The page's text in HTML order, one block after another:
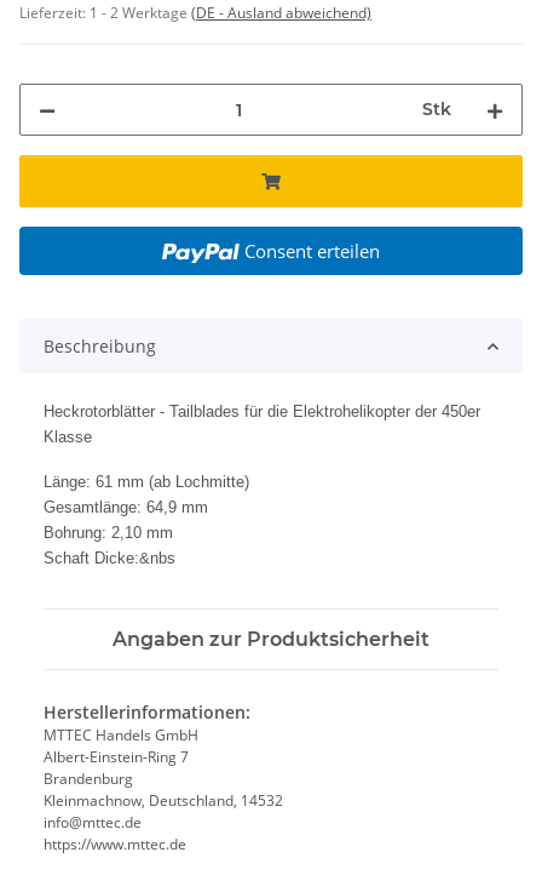
Lieferzeit: 1 - 2 Werktage (DE - Ausland abweichend)
Stk
Consent erteilen
Beschreibung
Heckrotorblätter - Tailblades für die Elektrohelikopter der 450er
Klasse
Länge: 61 mm (ab Lochmitte)
Gesamtlänge: 64,9 mm
Bohrung: 2,10 mm
Schaft Dicke:&nbs
Angaben zur Produktsicherheit
Herstellerinformationen:
MTTEC Handels GmbH
Albert-Einstein-Ring 7
Brandenburg
Kleinmachnow, Deutschland, 14532
info@mttec.de
https://www.mttec.de